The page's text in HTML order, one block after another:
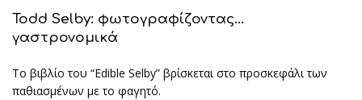
Τοdd Selby: φωτογραφίζοντας…
γαστρονομικά
Το βιβλίο του “Edible Selby” βρίσκεται στο προσκεφάλι των
παθιασμένων με το φαγητό.